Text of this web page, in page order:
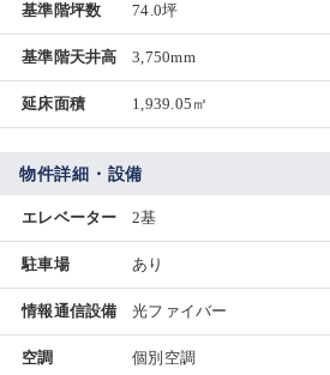
基準階坪数 74.0坪
基準階天井高 3,750mm
延床面積 1,939.05㎡
物件詳細・設備
エレベーター 2基
駐車場 あり
情報通信設備 光ファイバー
空調 個別空調